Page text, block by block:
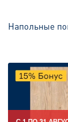
Напольные